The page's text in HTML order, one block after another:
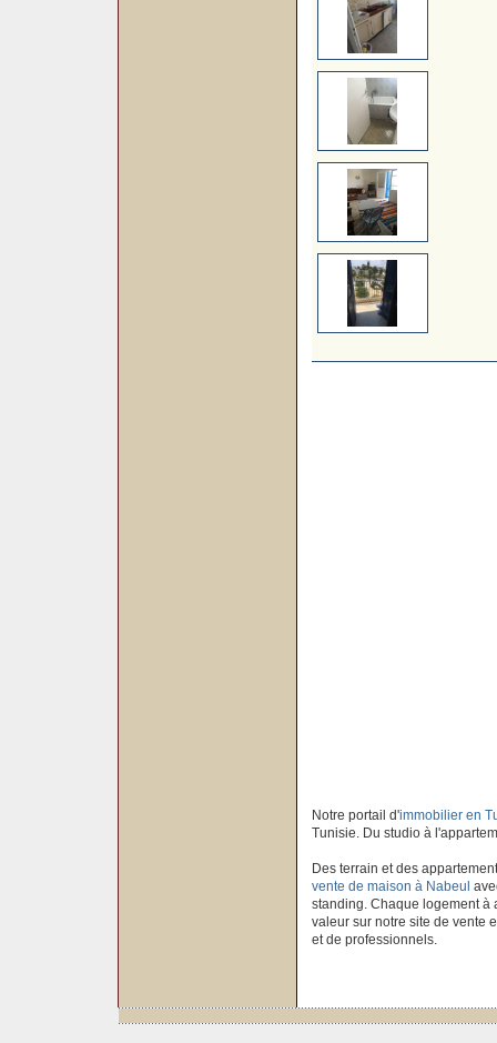
Notre portail d'immobilier en
Tunisie. Du studio à
Des terrain et des
vente de maison à Nabeul
standing. Chaque logement à
valeur sur notre site de vente
et de professionnels.